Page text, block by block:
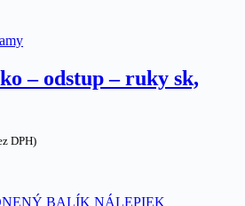
– odstup – ruky sk,
DPH)